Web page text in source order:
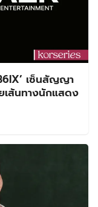
เซ็นสัญญา
เส้นทางนักแสดง